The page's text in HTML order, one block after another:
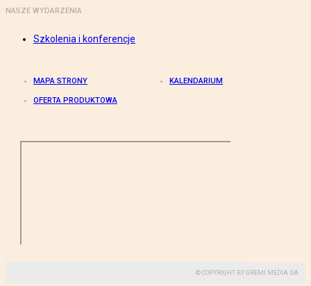
NASZE WYDARZENIA
Szkolenia i konferencje
MAPA STRONY KALENDARIUM
OFERTA PRODUKTOWA
© COPYRIGHT BY GREMI MEDIA SA